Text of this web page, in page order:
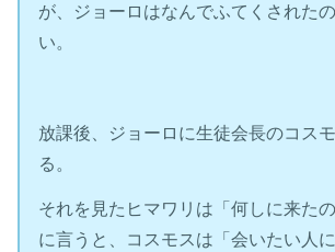
が、ジョーロはなんでふてくされた
い。
放課後、ジョーロに生徒会長のコス
る。
それを見たヒマワリは「何しに来た
に言うと、コスモスは「会いたい人